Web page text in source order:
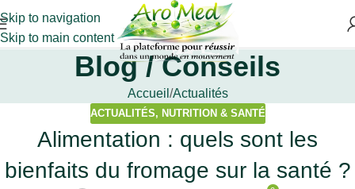
Skip to navigation
Skip to main content
Blog / Conseils
Accueil Actualités
ACTUALITÉS, NUTRITION & SANTÉ
Alimentation : quels sont les
bienfaits du fromage sur la santé ?